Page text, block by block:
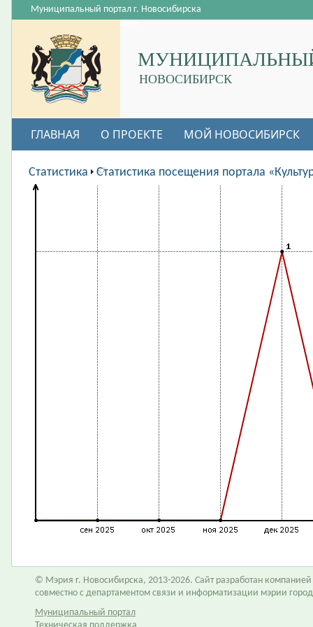
НОВОСИБИРСК
Муниципальный портал г. Новосибирска
ГЛАВНАЯ О ПРОЕКТЕ МОЙ НОВОСИБИРСК
ВАКАНСИИ
Статистика Статистика посещения портала
© Мэрия г. Новосибирска, 2013-2026. Сайт разработан компанией
совместно с департаментом связи и информатизации мэрии
Муниципальный портал